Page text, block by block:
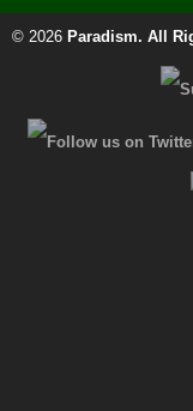
© 2026 Paradism. All